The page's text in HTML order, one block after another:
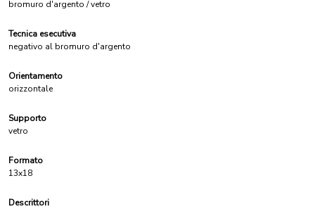
bromuro d'argento / vetro
Tecnica esecutiva
negativo al bromuro d'argento
Orientamento
orizzontale
Supporto
vetro
Formato
13x18
Descrittori